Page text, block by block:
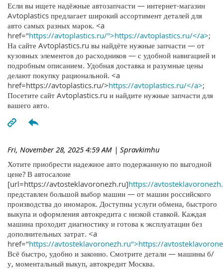
Если вы ищете надёжные автозапчасти — интернет-магазин
Avtoplastics предлагает широкий ассортимент деталей для
авто самых разных марок. <a
href="https://avtoplastics.ru/">https://avtoplastics.ru/</a>;
На сайте Avtoplastics.ru вы найдёте нужные запчасти — от
кузовных элементов до расходников — с удобной навигацией и
подробным описанием. Удобная доставка и разумные цены
делают покупку рациональной. <a
href=https://avtoplastics.ru/>https://avtoplastics.ru/</a>;
Посетите сайт Avtoplastics.ru и найдите нужные запчасти для
вашего авто.
Fri, November 28, 2025 4:59 AM | Spravkimhu
Хотите приобрести надежное авто подержанную по выгодной
цене? В автосалоне
[url=https://avtosteklavoronezh.ru]https://
представлен большой выбор машин — от машин российского
производства до иномарок. Доступны услуги обмена, быстрого
выкупа и оформления автокредита с низкой ставкой. Каждая
машина проходит диагностику и готова к эксплуатации без
дополнительных затрат. <a
href="https://avtosteklavoronezh.ru">https://
Всё быстро, удобно и законно. Смотрите детали — машины б/
у, моментальный выкуп, автокредит Москва.